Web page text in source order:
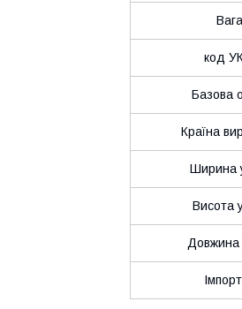
код
Базова
Країна
Ширина
Висота
Довжина